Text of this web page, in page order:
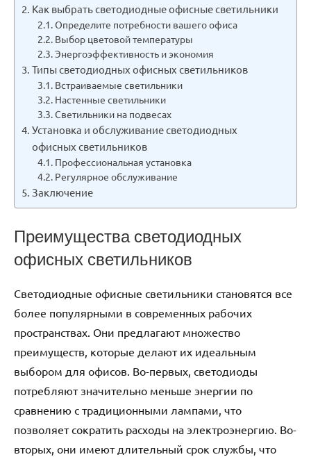
Как выбрать светодиодные офисные светильники
Определите потребности вашего офиса
Выбор цветовой температуры
Энергоэффективность и экономия
Типы светодиодных офисных светильников
Встраиваемые светильники
Настенные светильники
Светильники на подвесах
Установка и обслуживание светодиодных
офисных светильников
Профессиональная установка
Регулярное обслуживание
Заключение
Преимущества светодиодных
офисных светильников
Светодиодные офисные светильники становятся все
более популярными в современных рабочих
пространствах. Они предлагают множество
преимуществ, которые делают их идеальным
выбором для офисов. Во-первых, светодиоды
потребляют значительно меньше энергии по
сравнению с традиционными лампами, что
позволяет сократить расходы на электроэнергию. Во-
вторых, они имеют длительный срок службы, что